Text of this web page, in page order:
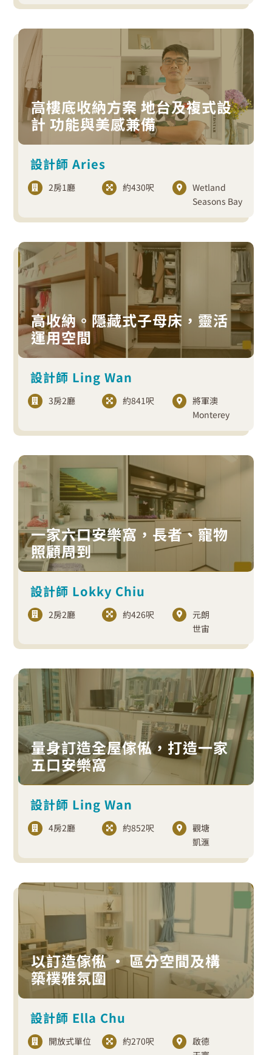
高樓底收納方案 地台及複式設
計 功能與美感兼備
設計師 Aries
2房1廳 約430呎
Wetland
Seasons Bay
高收納。隱藏式子母床，靈活
運用空間
設計師 Ling Wan
3房2廳 約841呎
將軍澳
Monterey
一家六口安樂窩，長者、寵物
照顧周到
設計師 Lokky Chiu
2房2廳 約426呎
元朗
世宙
量身訂造全屋傢俬，打造一家
五口安樂窩
設計師 Ling Wan
4房2廳 約852呎
觀塘
凱滙
以訂造傢俬 ‧ 區分空間及構
築樸雅氛圍
設計師 Ella Chu
開放式單位 約270呎
啟德